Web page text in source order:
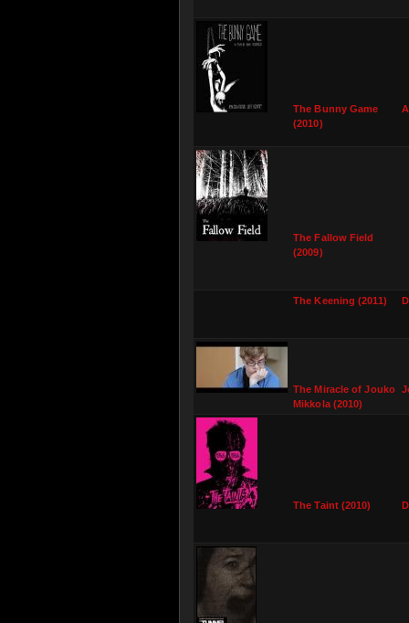
The Bunny Game
(2010)
The Fallow Field
(2009)
The Keening (2011)
The Miracle of Jouko
Mikkola (2010)
The Taint (2010)